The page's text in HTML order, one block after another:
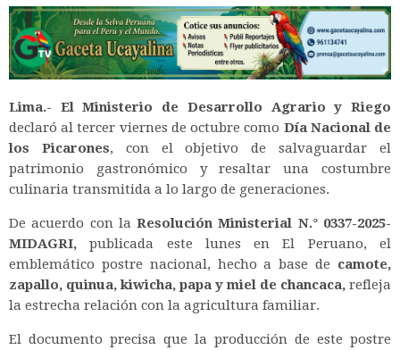
Lima.- El Ministerio de Desarrollo Agrario y Riego
declaró al tercer viernes de octubre como Día Nacional de
los Picarones, con el objetivo de salvaguardar el
patrimonio gastronómico y resaltar una costumbre
culinaria transmitida a lo largo de generaciones.
De acuerdo con laResolución Ministerial N.° 0337-2025-
MIDAGRI, publicada este lunes en El Peruano, el
emblemático postre nacional, hecho a base de camote,
zapallo, quinua, kiwicha, papa y miel de chancaca, refleja
la estrecha relación con la agricultura familiar.
El documento precisa que la producción de este postre